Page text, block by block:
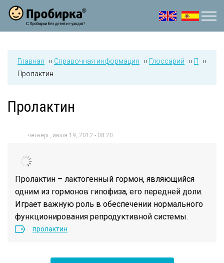
Jump to navigation
Главная ›› Справочная информация ›› Глоссарий ›› П
››
Пролактин
Пролактин
четверг, июля 19, 2012 - 08:20
Пролактин – лактогенный гормон, являющийся
одним из гормонов гипофиза, его передней доли.
Играет важную роль в обеспечении нормального
функционирования репродуктивной системы.
пролактин